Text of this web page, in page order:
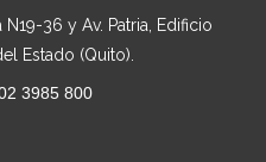
36 y Av. Patria, Edificio
Estado (Quito).
3985 800